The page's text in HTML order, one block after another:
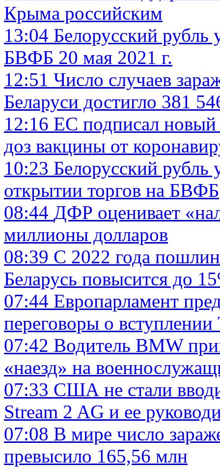
Крыма российским
13:04 Белорусский рубль
БВФБ 20 мая 2021 г.
12:51 Число случаев
Беларуси достигло 381
12:16 ЕС подписал новый
доз вакцины от
10:23 Белорусский рубль
открытии торгов на БВФБ
08:44 ДФР оценивает
миллионы долларов
08:39 С 2022 года
Беларусь повысится до
07:44 Европарламент
переговоры о
07:42 Водитель BMW
«наезд» на
07:33 США не стали
Stream 2 AG и ее
07:08 В мире число
превысило 165,56 млн